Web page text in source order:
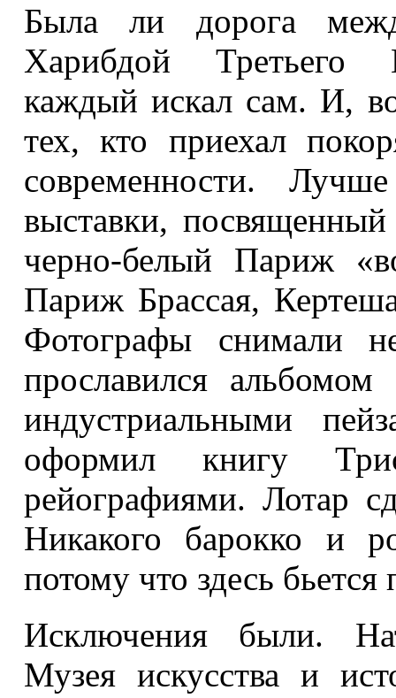
Была ли дорога
Харибдой Третьего
каждый искал сам. И,
тех, кто приехал
современности.
выставки, посвященный
черно-белый Париж
Париж Брассая,
Фотографы снимали
прославился
индустриальными
оформил книгу
рейографиями. Лотар
Никакого барокко и
потому что здесь
Исключения были.
Музея искусства и